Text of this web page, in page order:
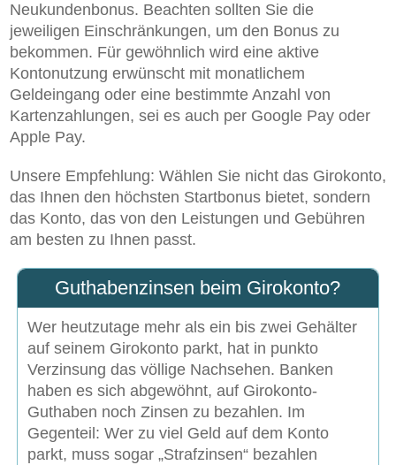
Neukundenbonus. Beachten sollten Sie die
jeweiligen Einschränkungen, um den Bonus zu
bekommen. Für gewöhnlich wird eine aktive
Kontonutzung erwünscht mit monatlichem
Geldeingang oder eine bestimmte Anzahl von
Kartenzahlungen, sei es auch per Google Pay oder
Apple Pay.
Unsere Empfehlung: Wählen Sie nicht das Girokonto,
das Ihnen den höchsten Startbonus bietet, sondern
das Konto, das von den Leistungen und Gebühren
am besten zu Ihnen passt.
Guthabenzinsen beim Girokonto?
Wer heutzutage mehr als ein bis zwei Gehälter
auf seinem Girokonto parkt, hat in punkto
Verzinsung das völlige Nachsehen. Banken
haben es sich abgewöhnt, auf Girokonto-
Guthaben noch Zinsen zu bezahlen. Im
Gegenteil: Wer zu viel Geld auf dem Konto
parkt, muss sogar „Strafzinsen“ bezahlen